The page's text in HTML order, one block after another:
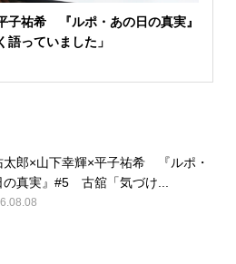
子祐希 『ルポ・あの日の真実』
っていました」
太郎×山下幸輝×平子祐希 『ルポ・
の真実』#5 古舘「気づけ...